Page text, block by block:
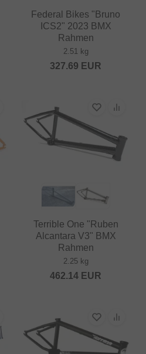
Federal Bikes "Bruno
ICS2" 2023 BMX
Rahmen
2.51 kg
327.69 EUR
Terrible One "Ruben
Alcantara V3" BMX
Rahmen
2.25 kg
462.14 EUR